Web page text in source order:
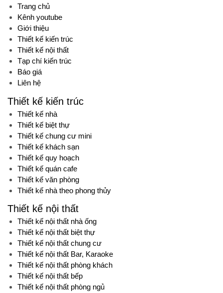
Trang chủ
Kênh youtube
Giới thiệu
Thiết kế kiến trúc
Thiết kế nội thất
Tạp chí kiến trúc
Báo giá
Liên hệ
Thiết kế kiến trúc
Thiết kế nhà
Thiết kế biệt thự
Thiết kế chung cư mini
Thiết kế khách sạn
Thiết kế quy hoạch
Thiết kế quán cafe
Thiết kế văn phòng
Thiết kế nhà theo phong thủy
Thiết kế nội thất
Thiết kế nội thất nhà ống
Thiết kế nội thất biệt thự
Thiết kế nội thất chung cư
Thiết kế nội thất Bar, Karaoke
Thiết kế nội thất phòng khách
Thiết kế nội thất bếp
Thiết kế nội thất phòng ngủ